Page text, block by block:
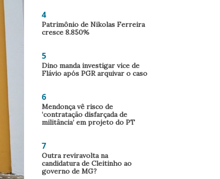
4
Patrimônio de Nikolas Ferreira
cresce 8.850%
5
Dino manda investigar vice de
Flávio após PGR arquivar o caso
6
Mendonça vê risco de
‘contratação disfarçada de
militância’ em projeto do PT
7
Outra reviravolta na
candidatura de Cleitinho ao
governo de MG?